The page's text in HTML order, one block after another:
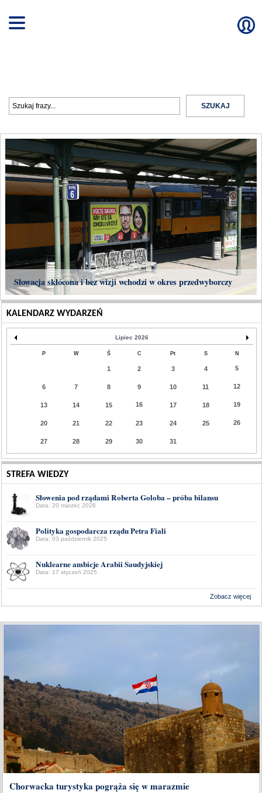
Słowacja skłócona i bez wizji wchodzi w okres przedwyborczy
KALENDARZ WYDARZEŃ
Lipiec 2026
P W Ś C Pt S N
1 2 3 4 5
6 7 8 9 10 11 12
13 14 15 16 17 18 19
20 21 22 23 24 25 26
27 28 29 30 31
STREFA WIEDZY
Słowenia pod rządami Roberta Goloba – próba bilansu
Data: 20 marzec 2026
Polityka gospodarcza rządu Petra Fiali
Data: 03 październik 2025
Nuklearne ambicje Arabii Saudyjskiej
Data: 17 styczeń 2025
Zobacz więcej
Chorwacka turystyka pogrąża się w marazmie